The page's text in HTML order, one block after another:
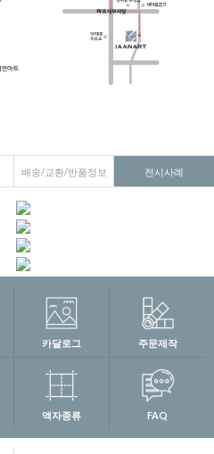
배송/교환/반품정보 전시사례
카달로그 주문제작
액자종류 FAQ